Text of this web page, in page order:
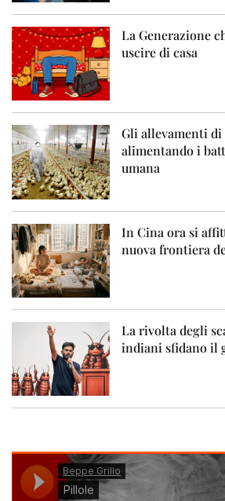
La Generazione
uscire di casa
Gli allevamenti
alimentando i
umana
In Cina ora si
nuova frontiera
La rivolta degli
indiani sfidano il